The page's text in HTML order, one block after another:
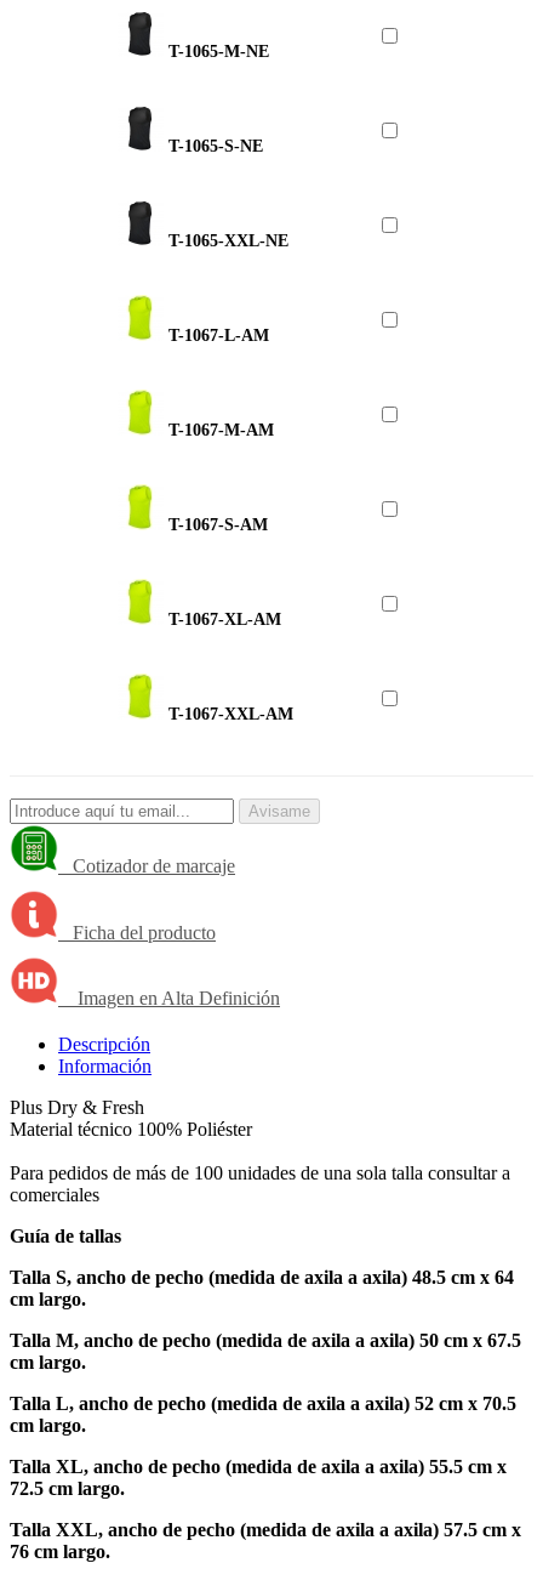
T-1065-M-NE
T-1065-S-NE
T-1065-XXL-NE
T-1067-L-AM
T-1067-M-AM
T-1067-S-AM
T-1067-XL-AM
T-1067-XXL-AM
Avisame
Cotizador de marcaje
Ficha del producto
Imagen en Alta Definición
Descripción
Información
Plus Dry & Fresh
Material técnico 100% Poliéster
Para pedidos de más de 100 unidades de una sola talla consultar a
comerciales
Guía de tallas
Talla S, ancho de pecho (medida de axila a axila) 48.5 cm x 64
cm largo.
Talla M, ancho de pecho (medida de axila a axila) 50 cm x 67.5
cm largo.
Talla L, ancho de pecho (medida de axila a axila) 52 cm x 70.5
cm largo.
Talla XL, ancho de pecho (medida de axila a axila) 55.5 cm x
72.5 cm largo.
Talla XXL, ancho de pecho (medida de axila a axila) 57.5 cm x
76 cm largo.